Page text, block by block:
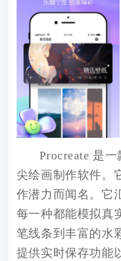
Procreate 是
尖绘画制作软件。
作潜力而闻名。它
每一种都能模拟真
笔线条到丰富的水
提供实时保存功能